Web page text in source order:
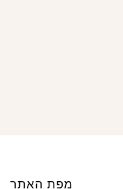
מפת האתר